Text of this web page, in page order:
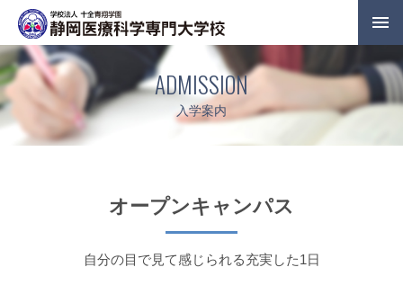
ADMISSION
入学案内
オープンキャンパス
自分の目で見て感じられる充実した1日